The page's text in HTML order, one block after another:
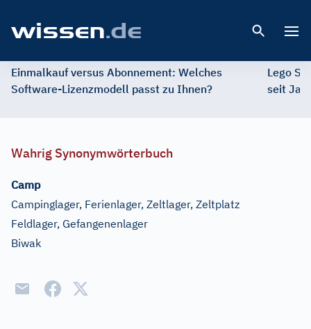
Einmalkauf versus Abonnement: Welches
Software-Lizenzmodell passt zu Ihnen?
Lego
seit
Wahrig Synonymwörterbuch
Camp
Campinglager, Ferienlager, Zeltlager, Zeltplatz
Feldlager, Gefangenenlager
Biwak